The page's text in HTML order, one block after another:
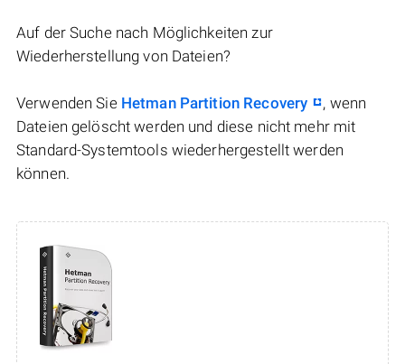
Auf der Suche nach Möglichkeiten zur
Wiederherstellung von Dateien?
Verwenden Sie Hetman Partition Recovery
, wenn
Dateien gelöscht werden und diese nicht mehr mit
Standard-Systemtools wiederhergestellt werden
können.